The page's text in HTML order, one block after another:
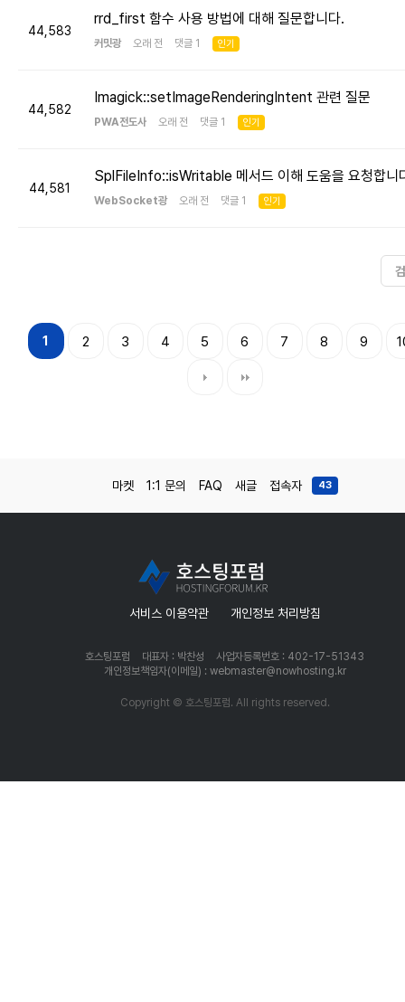
44,583
rrd_first 함수 사용 방법에 대해 질문합니다.
커밋광 오래 전 댓글 1 인기
44,582
Imagick::setImageRenderingIntent 관련 질문
PWA전도사 오래 전 댓글 1 인기
44,581
SplFileInfo::isWritable 메서드 이해 도움을 요청합니
WebSocket광 오래 전 댓글 1 인기
1 2 3 4 5 6 7 8 9
마켓 1:1 문의 FAQ 새글 접속자 43
서비스 이용약관 개인정보 처리방침
호스팅포럼 대표자 : 박찬성
사업자등록번호 : 402-17-51343
개인정보책임자(이메일) : webmaster@nowhosting.kr
Copyright © 호스팅포럼. All rights reserved.